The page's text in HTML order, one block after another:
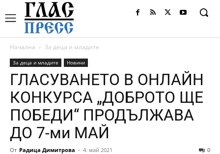
Начална За деца и младите
За деца и младите Новини
ГЛАСУВАНЕТО В ОНЛАЙН
КОНКУРСА „ДОБРОТО ЩЕ
ПОБЕДИ“ ПРОДЪЛЖАВА
ДО 7-ми МАЙ
От Радица Димитрова - 4. май 2021 0